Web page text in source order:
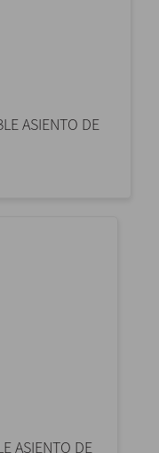
ASIENTO DE
ASIENTO DE